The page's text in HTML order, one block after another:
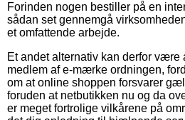
Forinden nogen bestiller på en
sådan set gennemgå
et omfattende arbejde.
Et andet alternativ kan derfor være
medlem af e-mærke ordningen,
om at online shoppen forsvarer
foruden at netbutikken nu og da
er meget fortrolige vilkårene på